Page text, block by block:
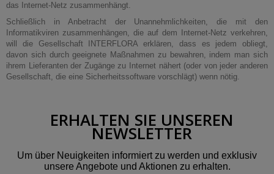
das Internet-Netz zusammenhängt.
Schließlich in Anbetracht der Unannehmlichkeiten, die mit den
Informatikviren zusammenhängen, die auf dem Internet-Netz verkehren,
will die Gesellschaft INTERFLORA erklären, dass es jedem obliegt,
davon sich durch geeignete Maßnahmen zu bewahren, indem man sich
ihrem Lieferanten der Zugänge zu Internet nähert (oder von jeder anderen
Gesellschaft, die eine Sicherheitssoftware vorschlägt) wenn nötig.
ERHALTEN SIE UNSEREN
NEWSLETTER
Um über Neuigkeiten informiert zu werden und exklusiv
unsere Angebote und Aktionen zu erhalten.